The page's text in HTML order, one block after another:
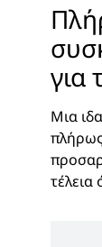
για
Μια